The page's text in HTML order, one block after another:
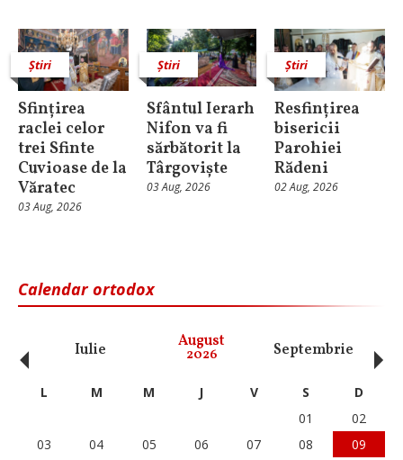
Știri
Sfințirea
raclei celor
trei Sfinte
Cuvioase de la
Văratec
03 Aug, 2026
Știri
Sfântul Ierarh
Nifon va fi
sărbătorit la
Târgoviște
03 Aug, 2026
Știri
Resfințirea
bisericii
Parohiei
Rădeni
02 Aug, 2026
Calendar ortodox
Iulie August
2026 Septembrie
‹ L M M J V S
D
01
02
03
04 05 06 07 08
09